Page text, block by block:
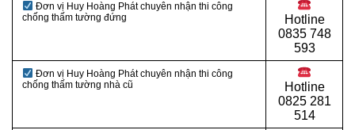
Đơn vị Huy Hoàng Phát chuyên nhận thi công
chống thấm tường đứng
Hotline
0835 748
593
Đơn vị Huy Hoàng Phát chuyên nhận thi công
chống thấm tường nhà cũ
Hotline
0825 281
514